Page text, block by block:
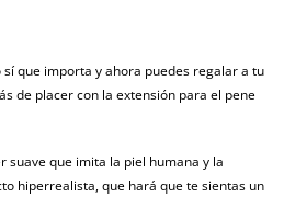
que importa y ahora puedes regalar a tu
de placer con la extensión para el pene
suave que imita la piel humana y la
hiperrealista, que hará que te sientas un